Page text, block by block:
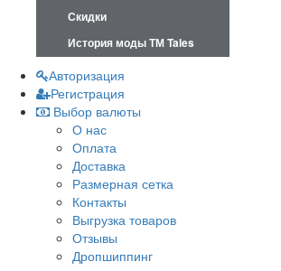
Скидки
История моды ТМ Tales
Авторизация
Регистрация
Выбор валюты
О нас
Оплата
Доставка
Размерная сетка
Контакты
Выгрузка товаров
Отзывы
Дропшиппинг